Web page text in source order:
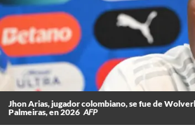
Jhon Arias, jugador colombiano, se fue de
Palmeiras, en 2026 AFP